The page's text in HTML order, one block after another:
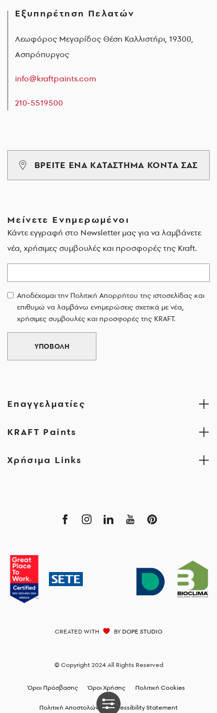
Εξυπηρέτηση Πελατών
Λεωφόρος Μεγαρίδος Θέση Καλλιστήρι, 19300,
Ασπρόπυργος
info@kraftpaints.com
210-5519500
ΒΡΕΙΤΕ ΕΝΑ ΚΑΤΑΣΤΗΜΑ ΚΟΝΤΑ ΣΑΣ
Μείνετε Ενημερωμένοι
Κάντε εγγραφή στο Newsletter μας για να λαμβάνετε
νέα, χρήσιμες συμβουλές και προσφορές της Kraft.
Αποδέχομαι την Πολιτική Απορρήτου της ιστοσελίδας και
επιθυμώ να λαμβάνω ενημερώσεις σχετικά με νέα,
χρήσιμες συμβουλές και προσφορές της KRAFT.
ΥΠΟΒΟΛΗ
Επαγγελματίες
KRAFT Paints
Χρήσιμα Links
CREATED WITH BY DOPE STUDIO
© Copyright 2024 All Rights Reserved
Όροι Πρόσβασης Όροι Χρήσης Πολιτική Cookies
Πολιτική Αποστολών Accessibility Statement